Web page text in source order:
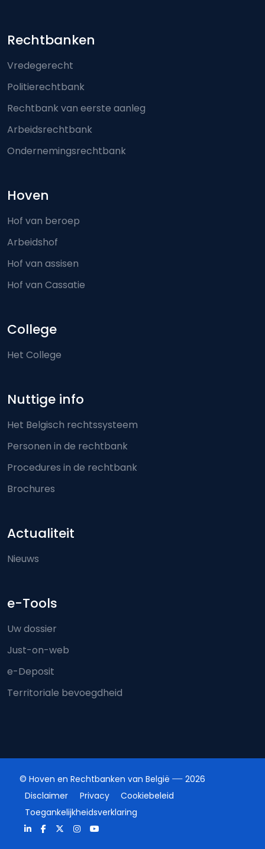
Footer-menu
Rechtbanken
Vredegerecht
Politierechtbank
Rechtbank van eerste aanleg
Arbeidsrechtbank
Ondernemingsrechtbank
Hoven
Hof van beroep
Arbeidshof
Hof van assisen
Hof van Cassatie
College
Het College
Nuttige info
Het Belgisch rechtssysteem
Personen in de rechtbank
Procedures in de rechtbank
Brochures
Actualiteit
Nieuws
e-Tools
Uw dossier
Just-on-web
e-Deposit
Territoriale bevoegdheid
© Hoven en Rechtbanken van België
2026
Disclaimer
Privacy
Cookiebeleid
Toegankelijkheidsverklaring